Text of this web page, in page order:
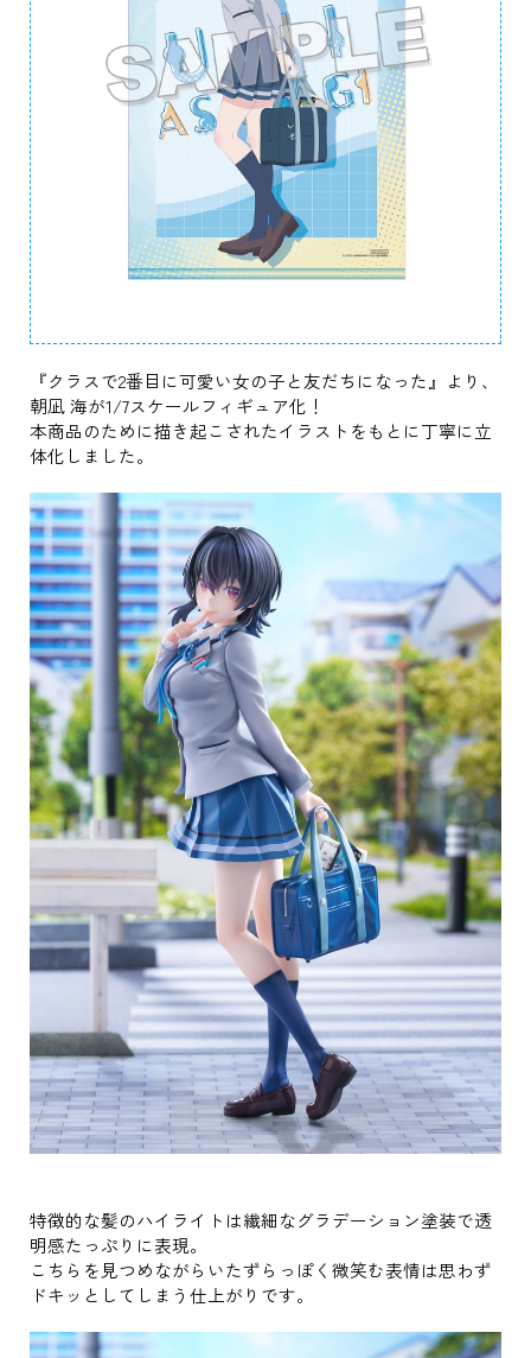
『クラスで2番目に可愛い女の子と友だちになった』より、
朝凪 海が1/7スケールフィギュア化！
本商品のために描き起こされたイラストをもとに丁寧に立
体化しました。
特徴的な髪のハイライトは繊細なグラデーション塗装で透
明感たっぷりに表現。
こちらを見つめながらいたずらっぽく微笑む表情は思わず
ドキッとしてしまう仕上がりです。